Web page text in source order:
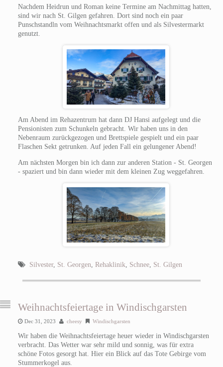
Nachdem Heidrun und Roman keine Termine am Nachmittag hatten,
sind wir nach St. Gilgen gefahren. Dort sind noch ein paar
Punschstandln vom Weihnachtsmarkt offen und als Silvestermarkt
genutzt.
Am Abend im Rehazentrum hat dann DJ Hansi aufgelegt und die
Pensionisten zum Schunkeln gebracht. Wir haben uns in den
Nebenraum zurückgezogen und Brettspiele gespielt und ein paar
Flaschen Sekt getrunken. Auf jeden Fall ein gelungener Abend!
Am nächsten Morgen bin ich dann zur anderen Station - St. Georgen
- spaziert und bin dann wieder mit dem kleinen Zug weggefahren.
Silvester, St. Georgen Rehaklinik Schnee, St. Gilgen
Weihnachtsfeiertage in Windischgarsten
Dec 31, 2023 cheesy Windischgarsten
Wir haben die Weihnachtsfeiertage heuer wieder in Windischgarsten
verbracht. Das Wetter war sehr mild und sonnig, was für extra
schöne Fotos gesorgt hat. Hier ein Blick auf das Tote Gebirge vom
Stummerkogel aus.